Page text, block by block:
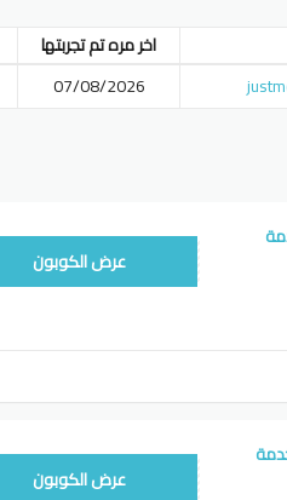
اخر مره تم تجربتها
07/08/2026
خدمة
عرض الكوبون
على خدمة
عرض الكوبون